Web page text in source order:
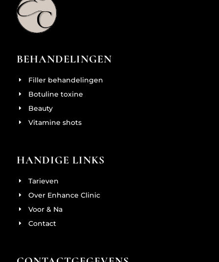
BEHANDELINGEN
Filler behandelingen
Botuline toxine
Beauty
Vitamine shots
HANDIGE LINKS
Tarieven
Over Enhance Clinic
Voor & Na
Contact